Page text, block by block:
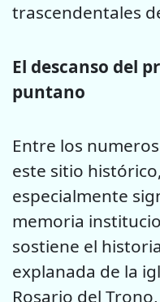
trascendentales
El descanso del
puntano
Entre los
este sitio
especialmente
memoria
sostiene el
explanada de la
Rosario del